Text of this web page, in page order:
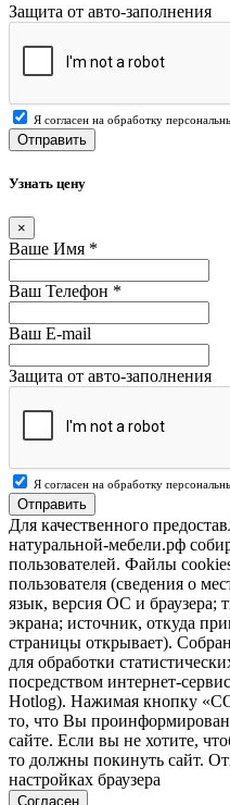
Защита от авто-заполнения
Я согласен на обработку
Отправить
Узнать цену
×
Ваше Имя *
Ваш Телефон *
Ваш E-mail
Защита от авто-заполнения
Я согласен на обработку
Отправить
Для качественного
натуральной-мебели.рф
пользователей. Файлы
пользователя (сведения о
язык, версия ОС и браузера;
экрана; источник, откуда
страницы открывает).
для обработки
посредством интернет-
Hotlog). Нажимая кнопку
то, что Вы
сайте. Если вы не хотите,
то должны покинуть сайт.
настройках браузера
Согласен